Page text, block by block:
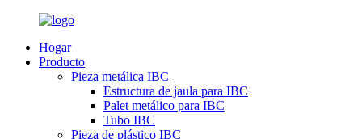
Hogar
Producto
Pieza metálica IBC
Estructura de jaula para IBC
Palet metálico para IBC
Tubo IBC
Pieza de plástico IBC